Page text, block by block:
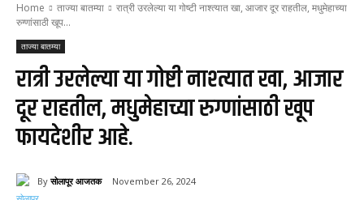
आजतक
Home ताज्या बातम्या
रात्री उरलेल्या या गोष्टी नाश्त्यात खा, आजार दूर राहतील, मधुमेहाच्या
रुग्णांसाठी खूप...
ताज्या बातम्या
रात्री उरलेल्या या गोष्टी नाश्त्यात खा, आजार
दूर राहतील, मधुमेहाच्या रुग्णांसाठी खूप
फायदेशीर आहे.
By सोलापूर आजतक November 26, 2024